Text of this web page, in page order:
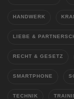
HANDWERK
LIEBE &
RECHT & GESETZ
SMARTPHONE
TECHNIK